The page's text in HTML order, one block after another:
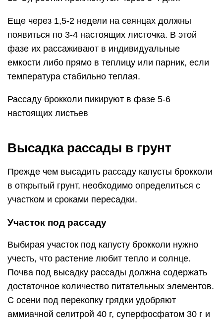
Еще через 1,5-2 недели на сеянцах должны
появиться по 3-4 настоящих листочка. В этой
фазе их рассаживают в индивидуальные
емкости либо прямо в теплицу или парник, если
температура стабильно теплая.
Рассаду брокколи пикируют в фазе 5-6
настоящих листьев
Высадка рассады в грунт
Прежде чем высадить рассаду капусты брокколи
в открытый грунт, необходимо определиться с
участком и сроками пересадки.
Участок под рассаду
Выбирая участок под капусту брокколи нужно
учесть, что растение любит тепло и солнце.
Почва под высадку рассады должна содержать
достаточное количество питательных элементов.
С осени под перекопку грядки удобряют
аммиачной селитрой 40 г, суперфосфатом 30 г и